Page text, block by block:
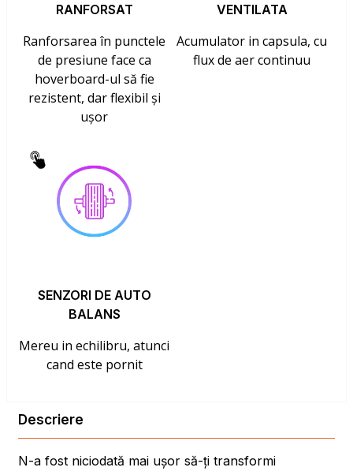
RANFORSAT
Ranforsarea în punctele
de presiune face ca
hoverboard-ul să fie
rezistent, dar flexibil și
ușor
VENTILATA
Acumulator in capsula, cu
flux de aer continuu
SENZORI DE AUTO
BALANS
Mereu in echilibru, atunci
cand este pornit
Descriere
N-a fost niciodată mai ușor să-ți transformi